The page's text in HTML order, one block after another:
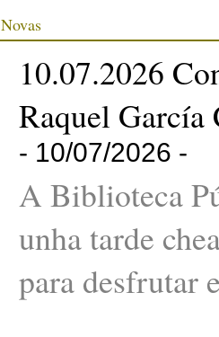
Novas
10.07.2026
Raquel García
- 10/07/2026 -
A Biblioteca
unha tarde
para desfrutar